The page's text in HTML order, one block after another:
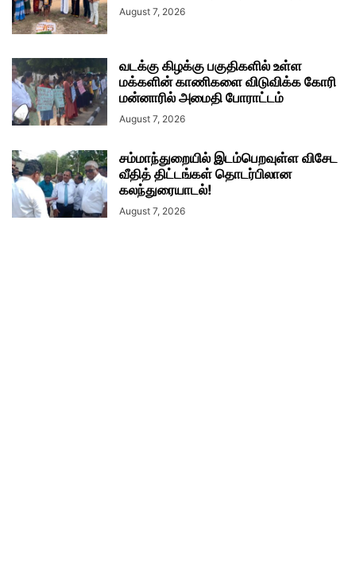
August 7, 2026
வடக்கு கிழக்கு பகுதிகளில் உள்ள
மக்களின் காணிகளை விடுவிக்க கோரி
மன்னாரில் அமைதி போராட்டம்
August 7, 2026
சம்மாந்துறையில் இடம்பெறவுள்ள விசேட
வீதித் திட்டங்கள் தொடர்பிலான
கலந்துரையாடல்!
August 7, 2026